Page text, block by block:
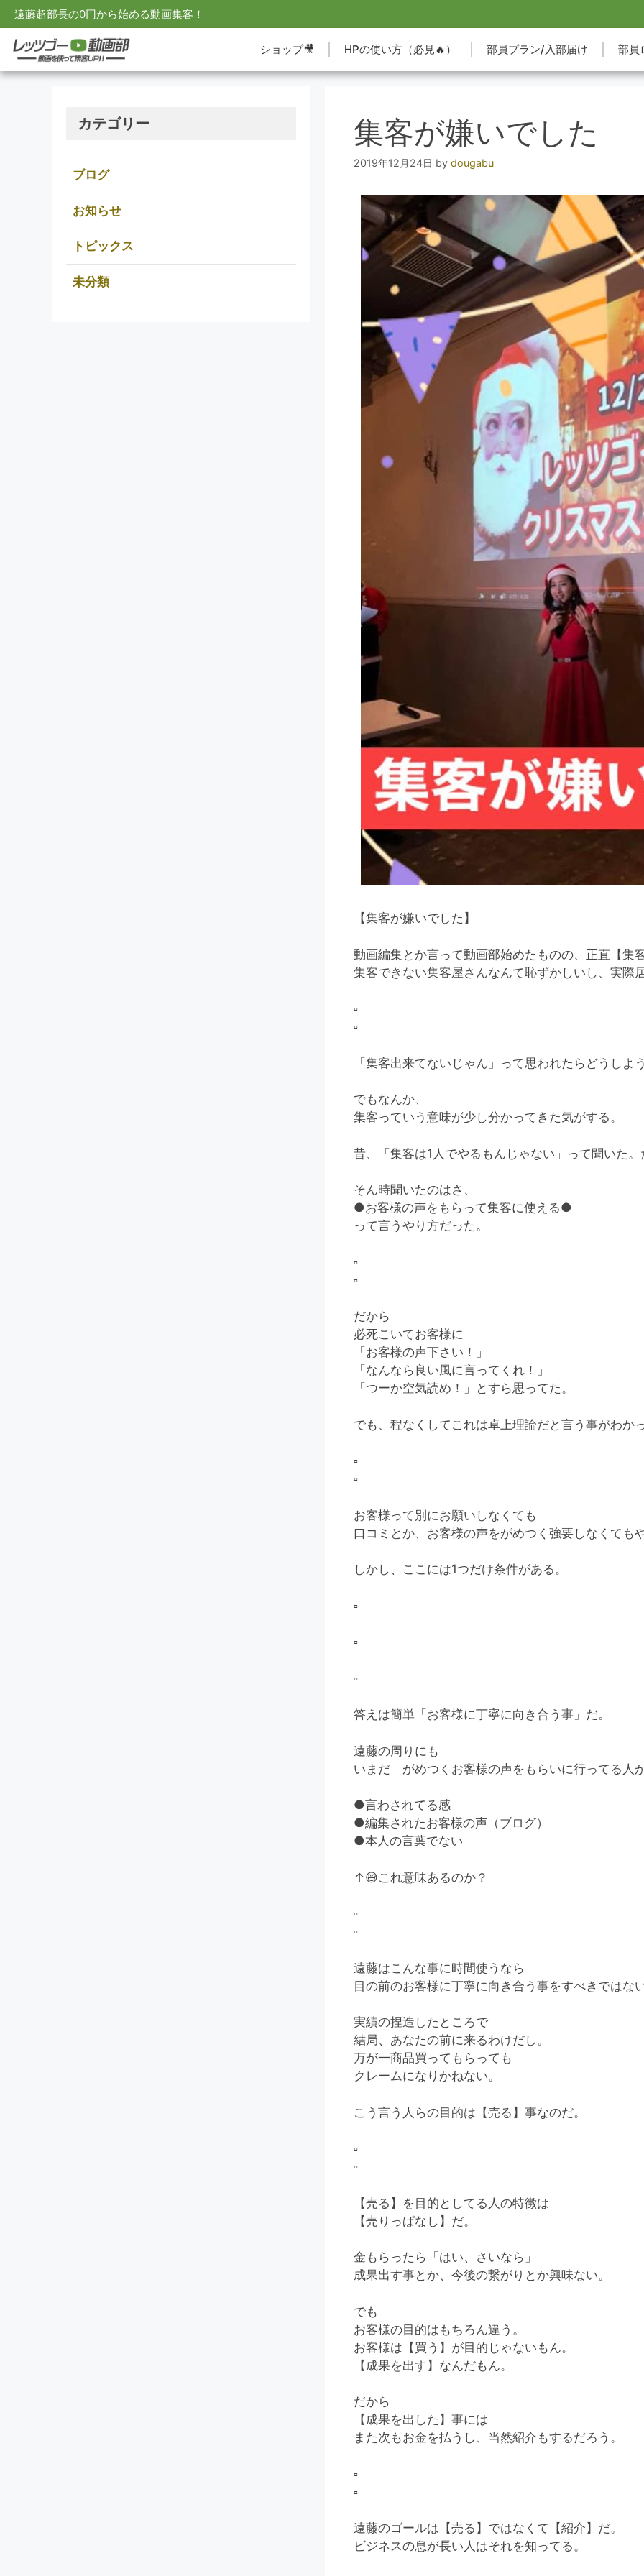
遠藤超部長の0円から始める動画集客！
ショップ🎥 HPの使い方（必見🔥） 部員プラン/入部届け 部員
集客が嫌いでした
2019年12月24日 by dougabu
【集客が嫌いでした】
動画編集とか言って動画部始めたものの、正直【集
集客できない集客屋さんなんて恥ずかしいし、実際
▫️
▫️
「集客出来てないじゃん」って思われたらどうし
でもなんか、
集客っていう意味が少し分かってきた気がする。
昔、「集客は1人でやるもんじゃない」って聞いた
そん時聞いたのはさ、
●お客様の声をもらって集客に使える●
って言うやり方だった。
▫️
▫️
だから
必死こいてお客様に
「お客様の声下さい！」
「なんなら良い風に言ってくれ！」
「つーか空気読め！」とすら思ってた。
でも、程なくしてこれは卓上理論だと言う事がわか
▫️
▫️
お客様って別にお願いしなくても
口コミとか、お客様の声をがめつく強要しなくても
しかし、ここには1つだけ条件がある。
▫️
▫️
▫️
答えは簡単「お客様に丁寧に向き合う事」だ。
遠藤の周りにも
いまだ がめつくお客様の声をもらいに行ってる人
●言わされてる感
●編集されたお客様の声（ブログ）
●本人の言葉でない
↑😅これ意味あるのか？
▫️
▫️
遠藤はこんな事に時間使うなら
目の前のお客様に丁寧に向き合う事をすべきではな
実績の捏造したところで
結局、あなたの前に来るわけだし。
万が一商品買ってもらっても
クレームになりかねない。
こう言う人らの目的は【売る】事なのだ。
▫️
▫️
【売る】を目的としてる人の特徴は
【売りっぱなし】だ。
金もらったら「はい、さいなら」
成果出す事とか、今後の繋がりとか興味ない。
でも
お客様の目的はもちろん違う。
お客様は【買う】が目的じゃないもん。
【成果を出す】なんだもん。
だから
【成果を出した】事には
また次もお金を払うし、当然紹介もするだろう。
▫️
▫️
遠藤のゴールは【売る】ではなくて【紹介】だ。
ビジネスの息が長い人はそれを知ってる。
カテゴリー
ブログ
お知らせ
トピックス
未分類